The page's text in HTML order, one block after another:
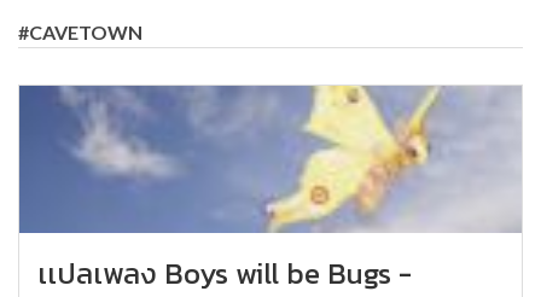
#CAVETOWN
เเปลเพลง Boys will be Bugs -